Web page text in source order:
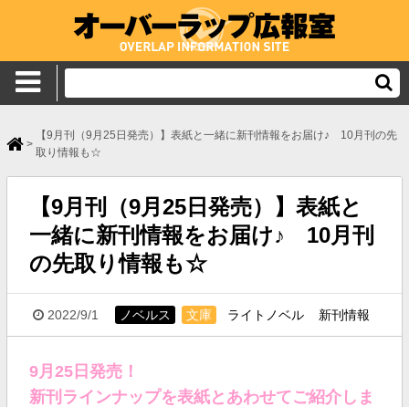
>
【9月刊（9月25日発売）】表紙と一緒に新刊情報をお届け♪ 10月刊の先
取り情報も☆
【9月刊（9月25日発売）】表紙と
一緒に新刊情報をお届け♪ 10月刊
の先取り情報も☆
2022/9/1 ノベルス 文庫 ライトノベル 新刊情報
9月25日発売！
新刊ラインナップを表紙とあわせてご紹介しま